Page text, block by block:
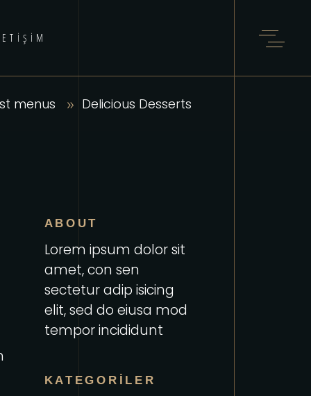
menus Delicious Desserts
ABOUT
Lorem ipsum dolor sit
amet, con sen
sectetur adip isicing
elit, sed do eiusa mod
tempor incididunt
KATEGORILER